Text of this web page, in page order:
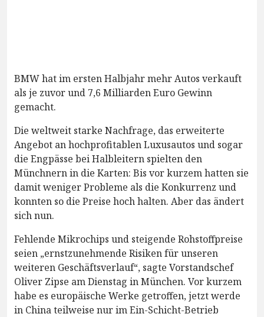
BMW hat im ersten Halbjahr mehr Autos verkauft
als je zuvor und 7,6 Milliarden Euro Gewinn
gemacht.
Die weltweit starke Nachfrage, das erweiterte
Angebot an hochprofitablen Luxusautos und sogar
die Engpässe bei Halbleitern spielten den
Münchnern in die Karten: Bis vor kurzem hatten sie
damit weniger Probleme als die Konkurrenz und
konnten so die Preise hoch halten. Aber das ändert
sich nun.
Fehlende Mikrochips und steigende Rohstoffpreise
seien „ernstzunehmende Risiken für unseren
weiteren Geschäftsverlauf“, sagte Vorstandschef
Oliver Zipse am Dienstag in München. Vor kurzem
habe es europäische Werke getroffen, jetzt werde
in China teilweise nur im Ein-Schicht-Betrieb